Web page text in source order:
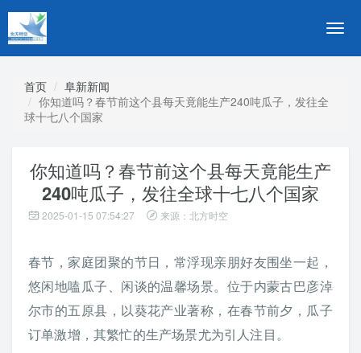
切
导
首页
阜新新闻
你知道吗？春节前这个县每天竟能生产240吨瓜子，发往全
球十七八个国家
你知道吗？春节前这个县每天竟能生产
240吨瓜子，发往全球十七八个国家
2025-01-15 07:54:27 来源：北方时空
春节，家庭团聚的节日，常浮现亲朋好友围坐一起，
悠闲地嗑瓜子、闲谈的温馨场景。位于内蒙古巴彦淖
尔市的五原县，以葵花产业著称，在春节前夕，瓜子
订单激增，其繁忙的生产场景尤为引人注目。